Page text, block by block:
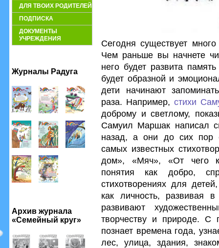
ДЛЯ ТВОИХ РОДИТЕЛЕЙ
ПОДПИСКА
ДОКУМЕНТЫ
УЧРЕЖДЕНИЯ
Журналы Радуга
Архив журнала
«Семейный круг»
Сегодня существует
Чем раньше вы начнете
него будет развита
будет образной и
дети начинают
раза. Например, стихи
доброму и светлому,
Самуил Маршак написал
назад, а они до сих пор
самых известных
дом», «Мяч», «От чего
понятия как добро,
стихотворениях для
как личность, развивая
развивают
творчеству и природе. С
познает времена года,
лес, улица, здания,